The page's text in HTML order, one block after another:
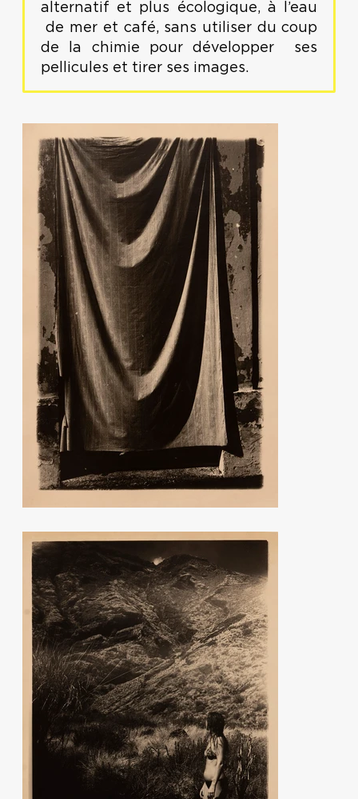
alternatif et plus écologique, à l’eau
de mer et café, sans utiliser du coup
de la chimie pour développer ses
pellicules et tirer ses images.